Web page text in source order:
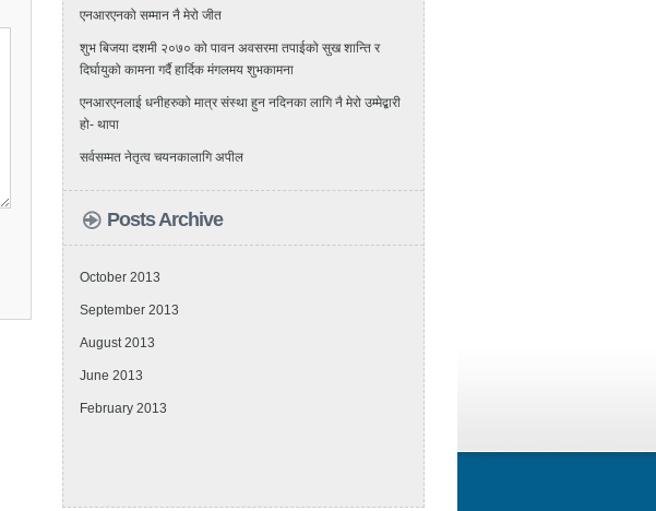
एनआरएनको सम्मान नै मेरो जीत
शुभ बिजया दशमी २०७० को पावन अवसरमा तपाईको सुख शान्ति र
दिर्घायुको कामना गर्दै हार्दिक मंगलमय शुभकामना
एनआरएनलाई धनीहरुको मात्र संस्था हुन नदिनका लागि नै मेरो उम्मेद्बारी
हो- थापा
सर्वसम्मत नेतृत्व चयनकालागि अपील
Posts Archive
October 2013
September 2013
August 2013
June 2013
February 2013